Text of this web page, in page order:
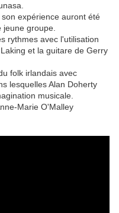
expérience auront été
groupe.
rythmes avec l'utilisation
et la guitare de Gerry
folk irlandais avec
lesquelles Alan Doherty
musicale.
Marie O'Malley